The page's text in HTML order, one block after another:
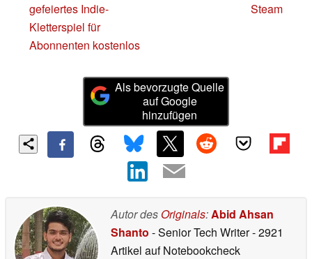
gefeiertes Indie-
Kletterspiel für
Abonnenten kostenlos
Steam
Als bevorzugte Quelle
auf Google
hinzufügen
Autor des Originals:Abid Ahsan
Shanto - Senior Tech Writer- 2921
Artikel auf Notebookcheck